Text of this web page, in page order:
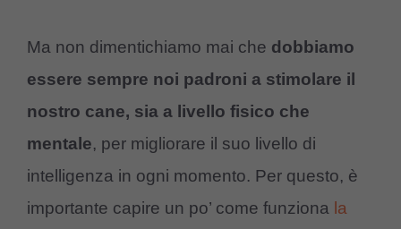
Ma non dimentichiamo mai che dobbiamo
essere sempre noi padroni a stimolare il
nostro cane, sia a livello fisico che
mentale, per migliorare il suo livello di
intelligenza in ogni momento. Per questo, è
importante capire un po’ come funziona la